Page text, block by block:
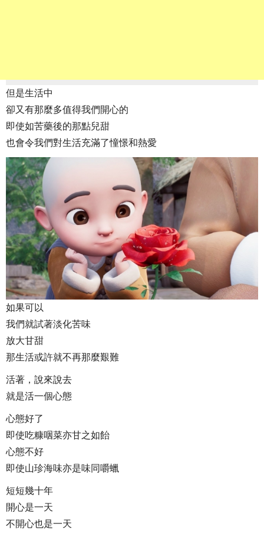
但是生活中
卻又有那麼多值得我們開心的
即使如苦藥後的那點兒甜
也會令我們對生活充滿了憧憬和熱愛
如果可以
我們就試著淡化苦味
放大甘甜
那生活或許就不再那麼艱難
活著，說來說去
就是活一個心態
心態好了
即使吃糠咽菜亦甘之如飴
心態不好
即使山珍海味亦是味同嚼蠟
短短幾十年
開心是一天
不開心也是一天